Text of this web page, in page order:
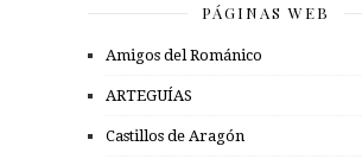
PÁGINAS WEB
Amigos del Románico
ARTEGUÍAS
Castillos de Aragón